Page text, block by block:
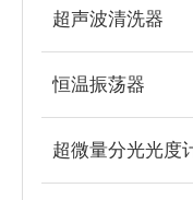
超声波清洗器
恒温振荡器
超微量分光光度